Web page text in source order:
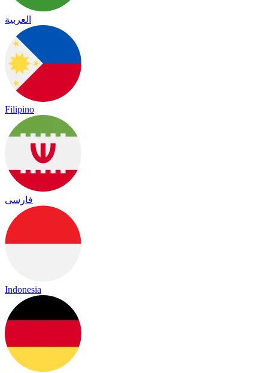
العربية
Filipino
فارسی
Indonesia